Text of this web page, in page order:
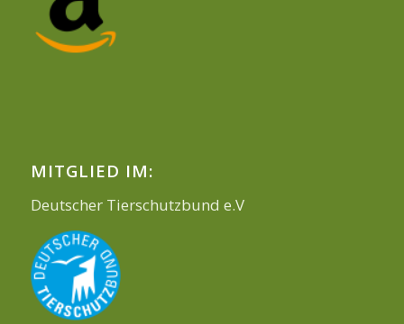
MITGLIED IM:
Deutscher Tierschutzbund e.V